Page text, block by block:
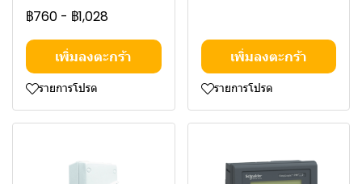
฿760 - ฿1,028
เพิ่มลงตะกร้า
รายการโปรด
เพิ่มลงตะกร้า
รายการโปรด